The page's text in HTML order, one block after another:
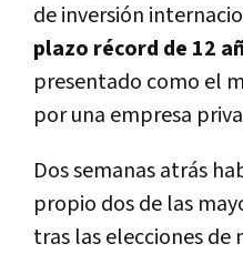
de inversión
plazo récord de 12
presentado como el
por una empresa
Dos semanas atrás
propio dos de las
tras las elecciones